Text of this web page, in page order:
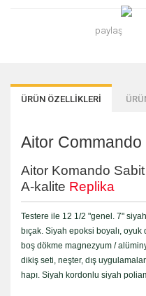
paylaş
ÜRÜN ÖZELLİKLERİ
Aitor Commando
Aitor Komando Sabit
A-kalite Replika
Testere ile 12 1/2 "genel. 7"
bıçak. Siyah epoksi boyalı,
boş dökme magnezyum /
dikiş seti, neşter, dış
hapı. Siyah kordonlu siyah